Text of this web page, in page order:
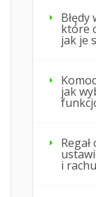
które
jak je
jak
i